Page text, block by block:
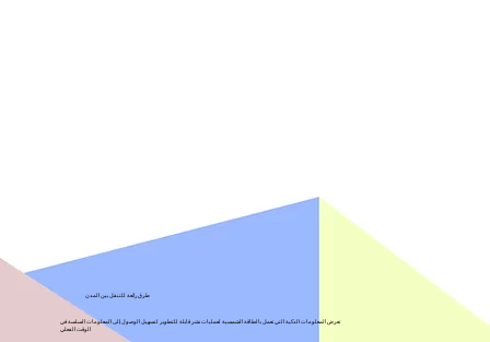
طرق رائعة للتنقل بين المدن
تعرض المعلومات الذكية التي تعمل بالطاقة الشمسية لعمليات نشر قابلة للتطوير لتسهيل الوصول إلى المعلومات السلسة في
الوقت الفعلي